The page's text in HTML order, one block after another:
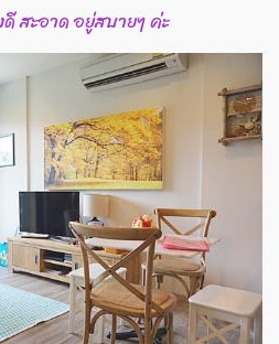
สะอาด อยู่สบายๆ ค่ะ